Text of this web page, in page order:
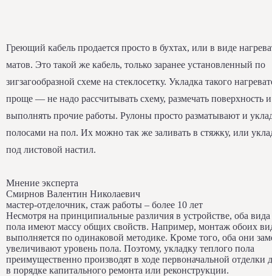
Греющий кабель продается просто в бухтах, или в виде
матов. Это такой же кабель, только заранее установленный по
зигзагообразной схеме на стеклосетку. Укладка такого
проще — не надо рассчитывать схему, размечать поверхность и
выполнять прочие работы. Рулоны просто разматывают и
полосами на пол. Их можно так же заливать в стяжку, или
под листовой настил.
Мнение эксперта
Смирнов Валентин Николаевич
мастер-отделочник, стаж работы – более 10 лет
Несмотря на принципиальные различия в устройстве, оба вида
пола имеют массу общих свойств. Например, монтаж обоих
выполняется по одинаковой методике. Кроме того, оба они
увеличивают уровень пола. Поэтому, укладку теплого пола
преимущественно производят в ходе первоначальной отделки
в порядке капитального ремонта или реконструкции.